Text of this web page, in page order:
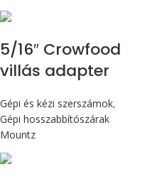
5/16″ Crowfood
villás adapter
Gépi és kézi szerszámok,
Gépi hosszabbítószárak
Mountz